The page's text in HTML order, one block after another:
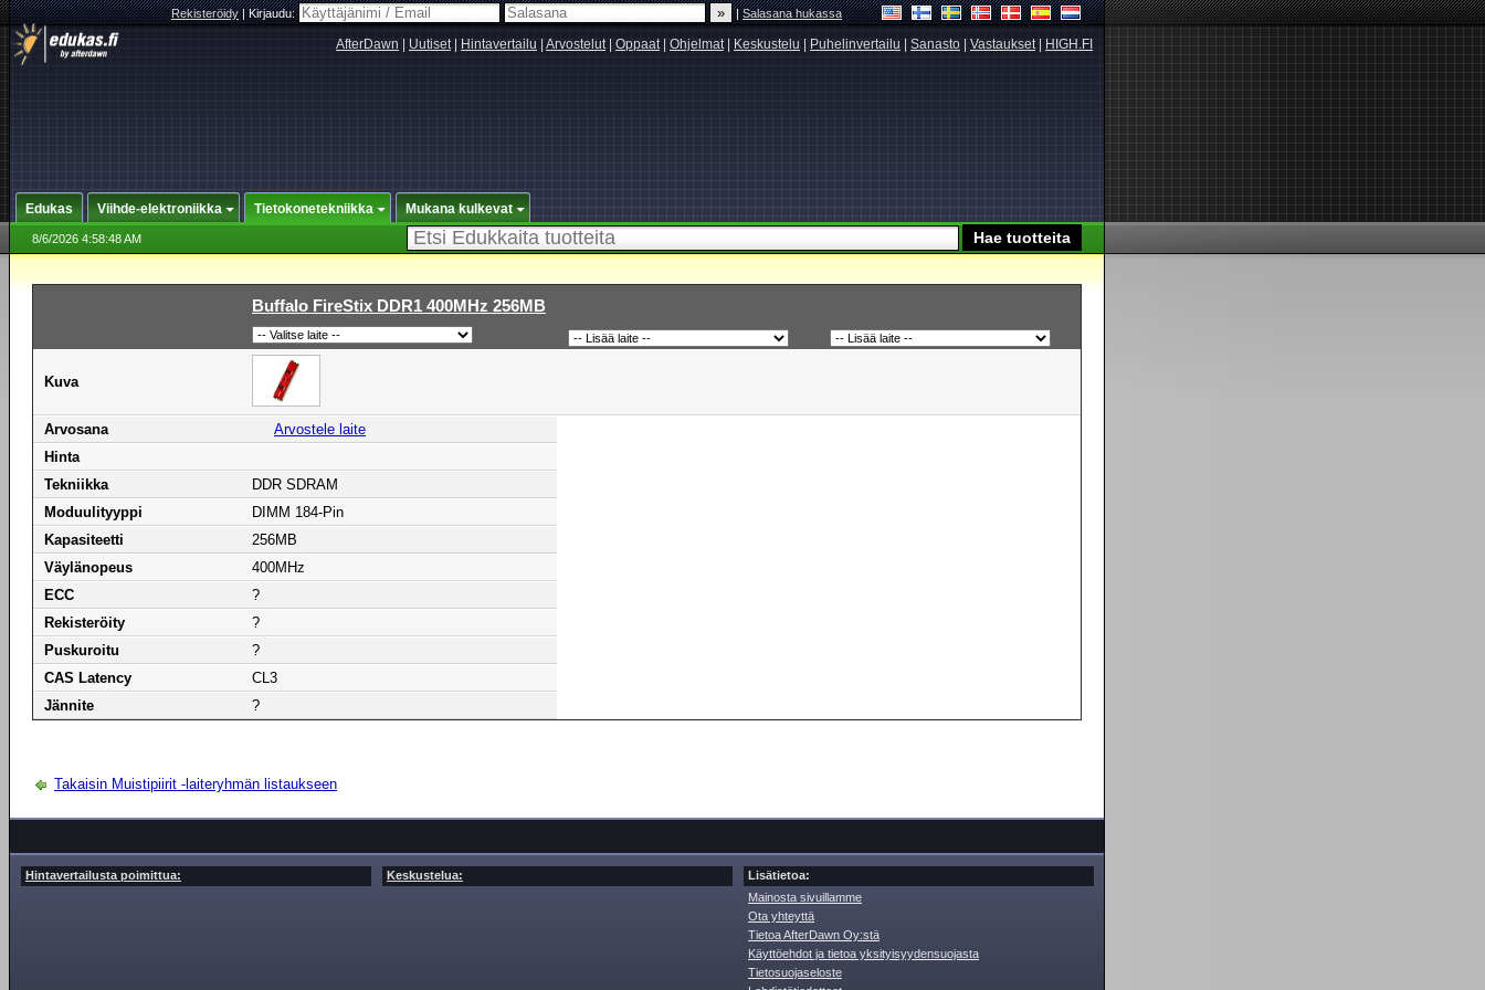
Rekisteröidy|Kirjaudu: |Salasana hukassa
AfterDawn Uutiset| Hintavertailu Arvostelut| Oppaat| Ohjelmat| Keskustelu Puhelinvertailu Sanasto Vastaukset| HIGH.FI
Edukas Viihde-elektroniikka Tietokonetekniikka Mukana kulkevat
8/6/2026 4:58:48 AM
Buffalo FireStix DDR1 400MHz 256MB
Kuva
Arvosana
Arvostele laite
Hinta
Tekniikka
DDR SDRAM
Moduulityyppi
DIMM 184-Pin
Kapasiteetti
256MB
Väylänopeus
400MHz
ECC
?
Rekisteröity
?
Puskuroitu
?
CAS Latency
CL3
Jännite
?
Takaisin Muistipiirit -laiteryhmän listaukseen
Hintavertailusta poimittua: Keskustelua:
Lisätietoa:
Mainosta sivuillamme
Ota yhteyttä
Tietoa AfterDawn Oy:stä
Käyttöehdot ja tietoa yksityisyydensuojasta
Tietosuojaseloste